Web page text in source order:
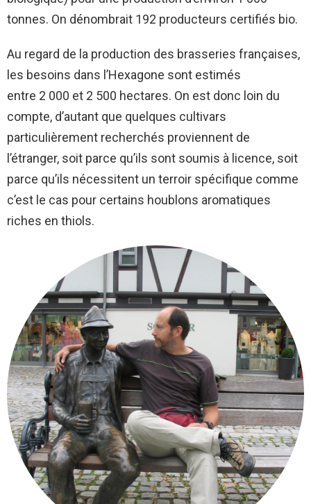
tonnes. On dénombrait 192 producteurs certifiés bio.
Au regard de la production des brasseries françaises,
les besoins dans l’Hexagone sont estimés
entre 2 000 et 2 500 hectares. On est donc loin du
compte, d’autant que quelques cultivars
particulièrement recherchés proviennent de
l’étranger, soit parce qu’ils sont soumis à licence, soit
parce qu’ils nécessitent un terroir spécifique comme
c’est le cas pour certains houblons aromatiques
riches en thiols.